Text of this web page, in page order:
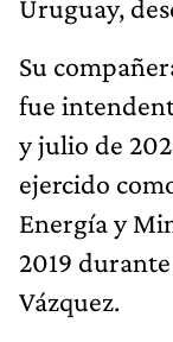
Uruguay,
Su
fue
y julio de
ejercido
Energía y
2019
Vázquez.